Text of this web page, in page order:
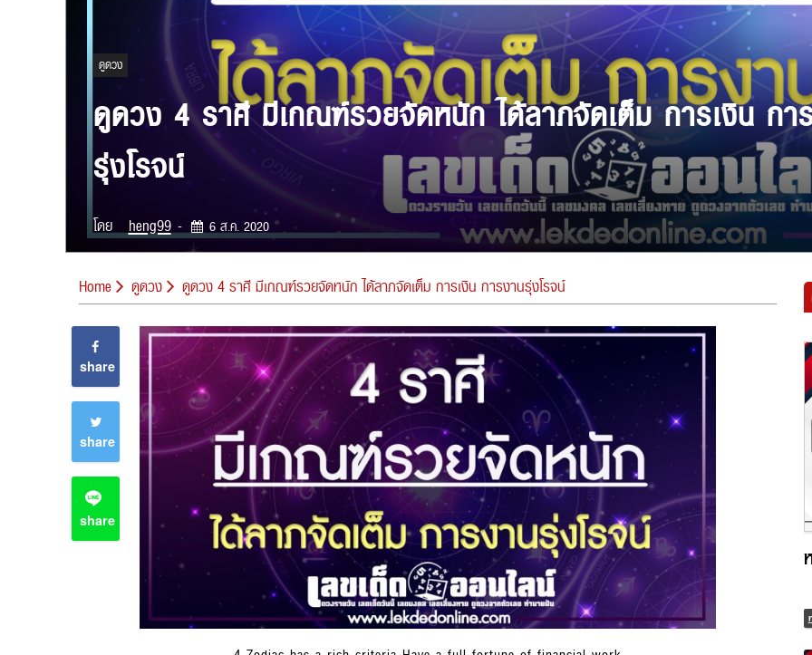
ดูดวง
ดูดวง 4 ราศี มีเกณฑ์รวยจัดหนัก ได้ลาภจัดเต็ม การเงิน กา
รุ่งโรจน์
โดย heng99 - 6 ส.ค. 2020
Home ดูดวง ดูดวง 4 ราศี มีเกณฑ์รวยจัดหนัก ได้ลาภจัดเต็ม การเงิน การงานรุ่งโรจน์
share
share
share